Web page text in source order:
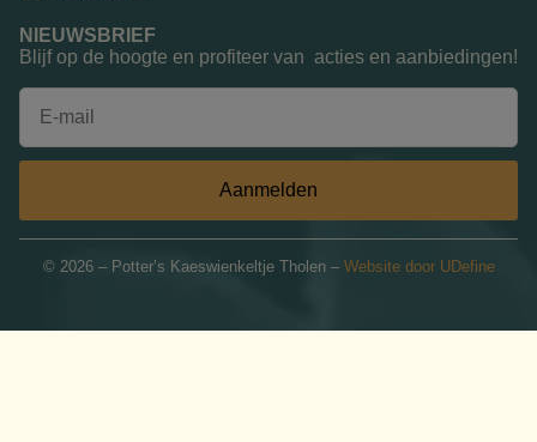
NIEUWSBRIEF
Blijf op de hoogte en profiteer van acties en aanbiedingen!
Aanmelden
© 2026 – Potter’s Kaeswienkeltje Tholen – Website door UDefine